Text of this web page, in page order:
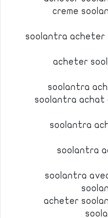
creme
soolantra acheter
acheter
soolantra
soolantra achat
soolantra
soolantra
soolantra
acheter